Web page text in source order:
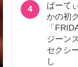
4
ぱーて
かの初
「
ジーン
セクシ
し